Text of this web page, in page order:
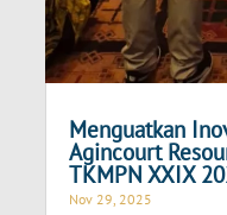
Menguatkan
Agincourt
TKMPN XXIX
Nov 29, 2025